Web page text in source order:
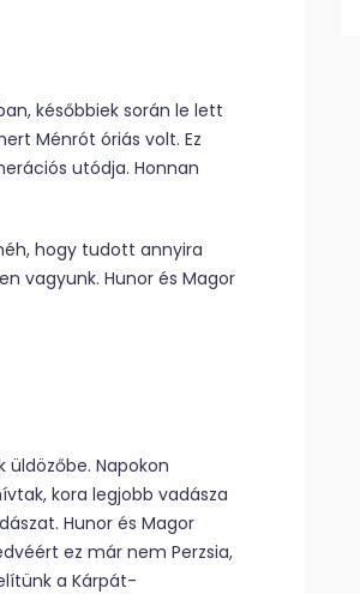
későbbiek során le lett
Ménrót óriás volt. Ez
utódja. Honnan
hogy tudott annyira
vagyunk. Hunor és Magor
üldözőbe. Napokon
kora legjobb vadásza
Hunor és Magor
ez már nem Perzsia,
a Kárpát-